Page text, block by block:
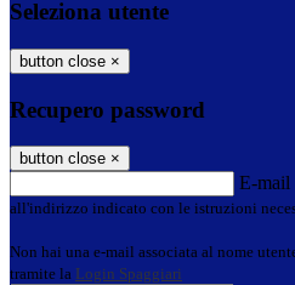
Seleziona utente
button close ×
Recupero password
button close ×
E-mail
all'indirizzo indicato con le istruzioni
Non hai una e-mail associata al nome
tramite la Login Spaggiari